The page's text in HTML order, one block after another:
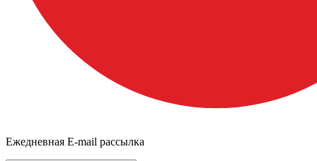
Ежедневная E-mail рассылка